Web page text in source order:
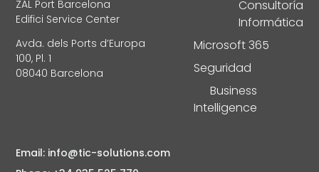
Email: info@tic-solutions.com
Consultoría
Informática
Microsoft 365
Seguridad
Business
Intelligence
ZAL Port Barcelona
Edifici Service Center
Avda. dels Ports d’Europa
100, Pl. 1
08040 Barcelona